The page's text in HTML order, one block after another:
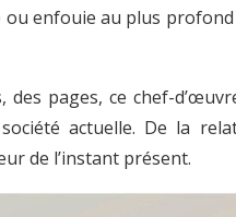
enfouie au plus profond
des pages, ce chef-
actuelle. De la
de l’instant présent.